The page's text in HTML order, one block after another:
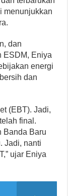
menunjukkan
dan
ESDM, Eniya
energi
dan
(EBT). Jadi,
final.
Banda Baru
Jadi, nanti
ujar Eniya